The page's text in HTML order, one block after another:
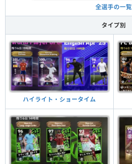
全選手の一覧
タイプ別
ハイライト・ショータイム